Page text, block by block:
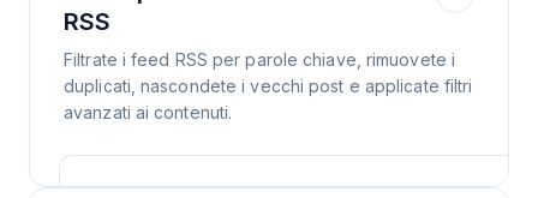
RSS
Filtrate i feed RSS per parole chiave, rimuovete i
duplicati, nascondete i vecchi post e applicate filtri
avanzati ai contenuti.